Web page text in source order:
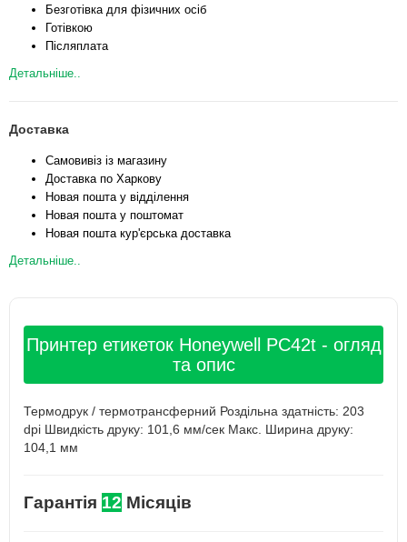
Безготівка для фізичних осіб
Готівкою
Післяплата
Детальніше..
Доставка
Самовивіз із магазину
Доставка по Харкову
Новая пошта у відділення
Новая пошта у поштомат
Новая пошта кур'єрська доставка
Детальніше..
Принтер етикеток Honeywell PC42t - огляд
та опис
Термодрук / термотрансферний Роздільна здатність: 203
dpi Швидкість друку: 101,6 мм/сек Макс. Ширина друку:
104,1 мм
Гарантія 12 Місяців